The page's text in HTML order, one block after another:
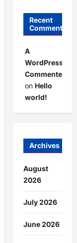
Recent
Comments
A
WordPress
Commenter
on Hello
world!
Archives
August
2026
July 2026
June 2026